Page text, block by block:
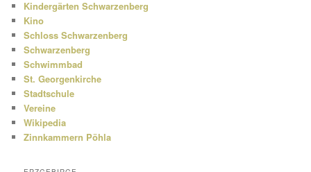
Kindergärten Schwarzenberg
Kino
Schloss Schwarzenberg
Schwarzenberg
Schwimmbad
St. Georgenkirche
Stadtschule
Vereine
Wikipedia
Zinnkammern Pöhla